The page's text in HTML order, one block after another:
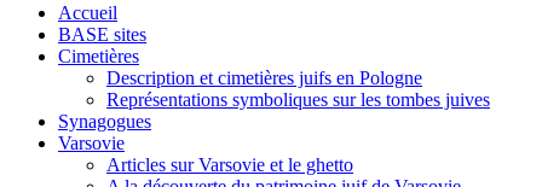
Accueil
BASE sites
Cimetières
Description et cimetières juifs en Pologne
Représentations symboliques sur les tombes juives
Synagogues
Varsovie
Articles sur Varsovie et le ghetto